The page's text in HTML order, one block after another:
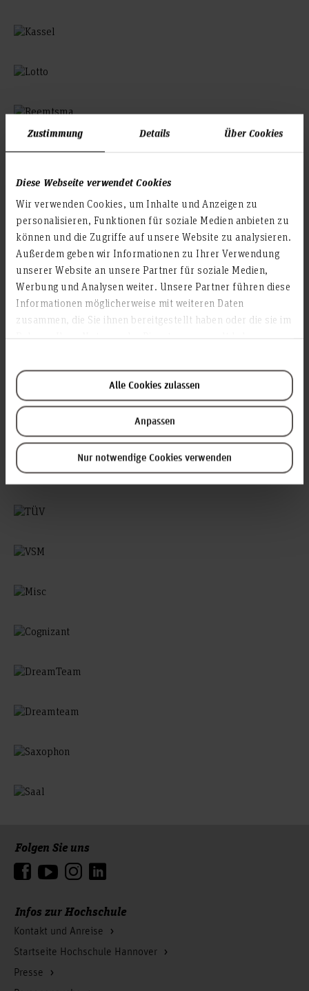
Zustimmung Details Über Cookies
Diese Webseite verwendet Cookies
Wir verwenden Cookies, um Inhalte und Anzeigen zu
personalisieren, Funktionen für soziale Medien anbieten zu
können und die Zugriffe auf unsere Website zu analysieren.
Außerdem geben wir Informationen zu Ihrer Verwendung
unserer Website an unsere Partner für soziale Medien,
Werbung und Analysen weiter. Unsere Partner führen diese
Informationen möglicherweise mit weiteren Daten
zusammen, die Sie ihnen bereitgestellt haben oder die sie im
Alle Cookies zulassen
Anpassen
Nur notwendige Cookies verwenden
Infos zur Hochschule
Kontakt und Anreise
Startseite Hochschule Hannover
Presse
Folgen Sie uns